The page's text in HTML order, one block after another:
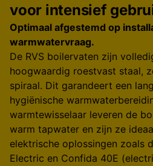
voor intensief
Optimaal afgestemd op
warmwatervraag.
De RVS boilervaten zijn
hoogwaardig roestvast staal,
spiraal. Dit garandeert een
hygiënische
warmtewisselaar leveren de
warm tapwater en zijn ze
elektrische oplossingen zoals
Electric en Confida 40E